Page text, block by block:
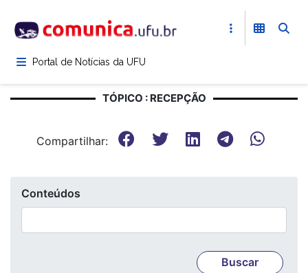
para
conteúdoPortal de Notícias da UFU
TÓPICO : RECEPÇÃO
Compartilhar:
Conteúdos